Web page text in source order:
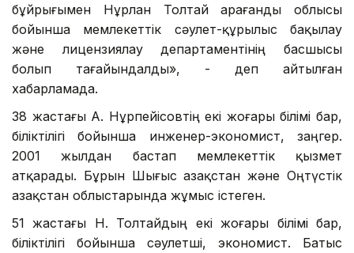
бұйрығымен Нұрлан Толтай Қарағанды облысы
бойынша мемлекеттік сәулет-құрылыс бақылау
және лицензиялау департаментінің басшысы
болып тағайындалды», - деп айтылған
хабарламада.
38 жастағы А. Нұрпейісовтің екі жоғары білімі бар,
біліктілігі бойынша инженер-экономист, заңгер.
2001 жылдан бастап мемлекеттік қызмет
атқарады. Бұрын Шығыс Қазақстан және Оңтүстік
Қазақстан облыстарында жұмыс істеген.
51 жастағы Н. Толтайдың екі жоғары білімі бар,
біліктілігі бойынша сәулетші, экономист. Батыс